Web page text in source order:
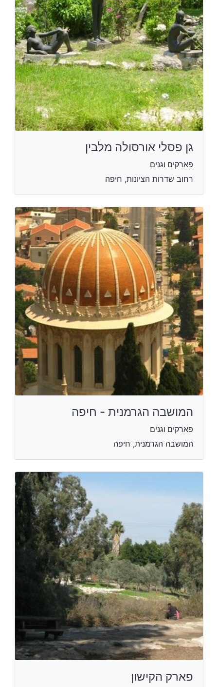
גן פסלי אורסולה מלבין
פארקים וגנים
רחוב שדרות הציונות, חיפה
המושבה הגרמנית - חיפה
פארקים וגנים
המושבה הגרמנית, חיפה
פארק הקישון